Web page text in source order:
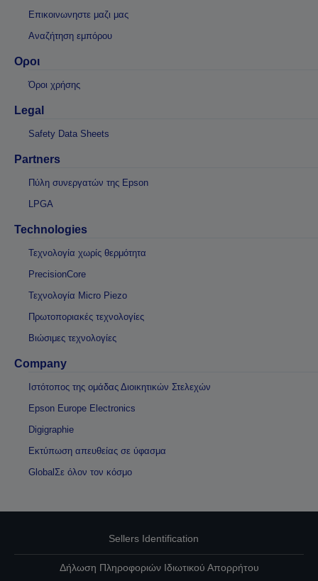
Επικοινωνηστε μαζι μας
Αναζήτηση εμπόρου
Οροι
Όροι χρήσης
Legal
Safety Data Sheets
Partners
Πύλη συνεργατών της Epson
LPGA
Technologies
Τεχνολογία χωρίς θερμότητα
PrecisionCore
Τεχνολογία Micro Piezo
Πρωτοποριακές τεχνολογίες
Βιώσιμες τεχνολογίες
Company
Ιστότοπος της ομάδας Διοικητικών Στελεχών
Epson Europe Electronics
Digigraphie
Εκτύπωση απευθείας σε ύφασμα
GlobalΣε όλον τον κόσμο
Sellers Identification
Δήλωση Πληροφοριών Ιδιωτικού Απορρήτου